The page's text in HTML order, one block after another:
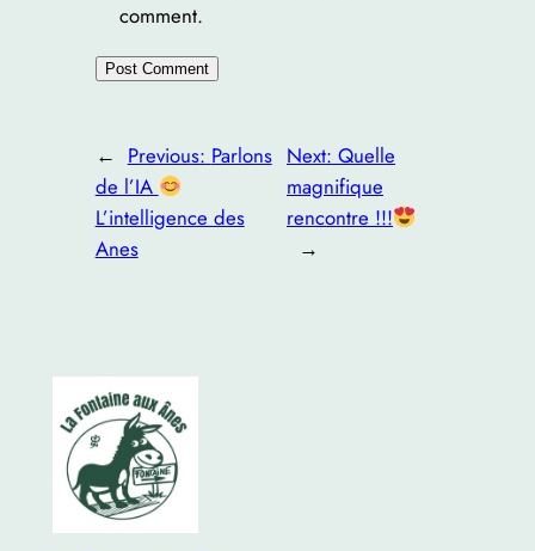
comment.
← Previous: Parlons
de l’IA
L’intelligence des
Anes
Next: Quelle
magnifique
rencontre !!!
→